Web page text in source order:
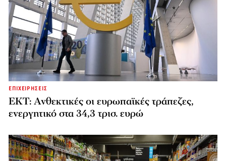
ΕΠΙΧΕΙΡΗΣΕΙΣ
ΕΚΤ: Ανθεκτικές οι ευρωπαϊκές τράπεζες,
ενεργητικό στα 34,3 τρισ. ευρώ